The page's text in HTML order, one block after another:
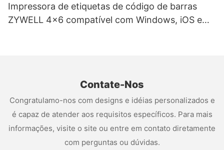
Impressora de etiquetas de código de barras
ZYWELL 4x6 compatível com Windows, iOS e
Contate-Nos
Congratulamo-nos com designs e idéias personalizados e
é capaz de atender aos requisitos específicos. Para mais
informações, visite o site ou entre em contato diretamente
com perguntas ou dúvidas.